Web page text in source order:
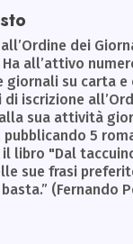
dei
all’attivo
su carta e
iscrizione
sua attività
5
libro "Dal
sue frasi
(Fernando